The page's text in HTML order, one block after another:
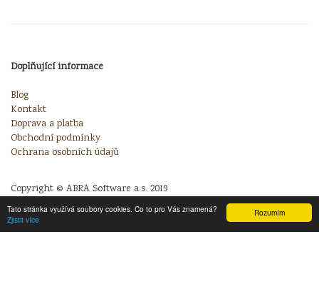
Rozumím
Tato stránka využívá soubory cookies. Co to pro Vás znamená?
Zjistit více
Doplňující informace
Blog
Kontakt
Doprava a platba
Obchodní podmínky
Ochrana osobních údajů
Copyright © ABRA Software a.s. 2019